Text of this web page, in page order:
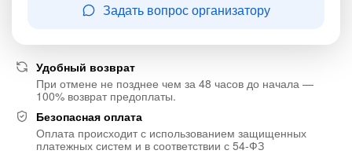
Задать вопрос организатору
Удобный возврат
При отмене не позднее чем за 48 часов до начала —
100% возврат предоплаты.
Безопасная оплата
Оплата происходит с использованием защищенных
платежных систем и в соответствии с 54-ФЗ